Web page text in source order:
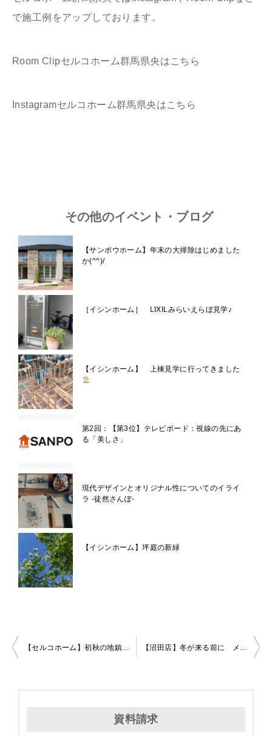
で施工例をアップしております。
Room Clipセルコホーム群馬県央はこちら
Instagramセルコホーム群馬県央はこちら
その他のイベント・ブログ
【サンポウホーム】年末の大掃除はじめました
か(^^)/
［イシンホーム］ LIXILみらいえらぼ見学♪
【イシンホーム】 上棟見学に行ってきました
第2回：【第3位】テレビボード：視線の先にあ
る「美しさ」
現代デザインとオリジナル性についてのイライ
ラ -徒然さんぽ-
【イシンホーム】坪庭の新緑
【セルコホーム】初秋の地鎮祭♪ 【沼田店】冬が来る前に メンテナンス徒然
資料請求